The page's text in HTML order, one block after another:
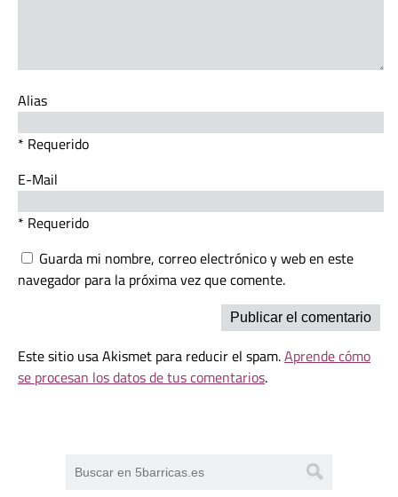
Alias
* Requerido
E-Mail
* Requerido
Guarda mi nombre, correo electrónico y web en este
navegador para la próxima vez que comente.
Este sitio usa Akismet para reducir el spam.Aprende cómo
se procesan los datos de tus comentarios.